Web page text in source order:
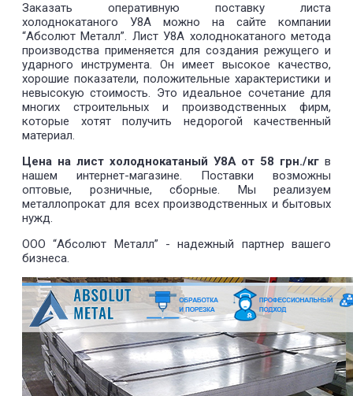
Заказать оперативную поставку листа
холоднокатаного У8А можно на сайте компании
“Абсолют Металл”. Лист У8А холоднокатаного метода
производства применяется для создания режущего и
ударного инструмента. Он имеет высокое качество,
хорошие показатели, положительные характеристики и
невысокую стоимость. Это идеальное сочетание для
многих строительных и производственных фирм,
которые хотят получить недорогой качественный
материал.
Цена на лист холоднокатаный У8А от 58 грн./кг в
нашем интернет-магазине. Поставки возможны
оптовые, розничные, сборные. Мы реализуем
металлопрокат для всех производственных и бытовых
нужд.
ООО “Абсолют Металл” - надежный партнер вашего
бизнеса.